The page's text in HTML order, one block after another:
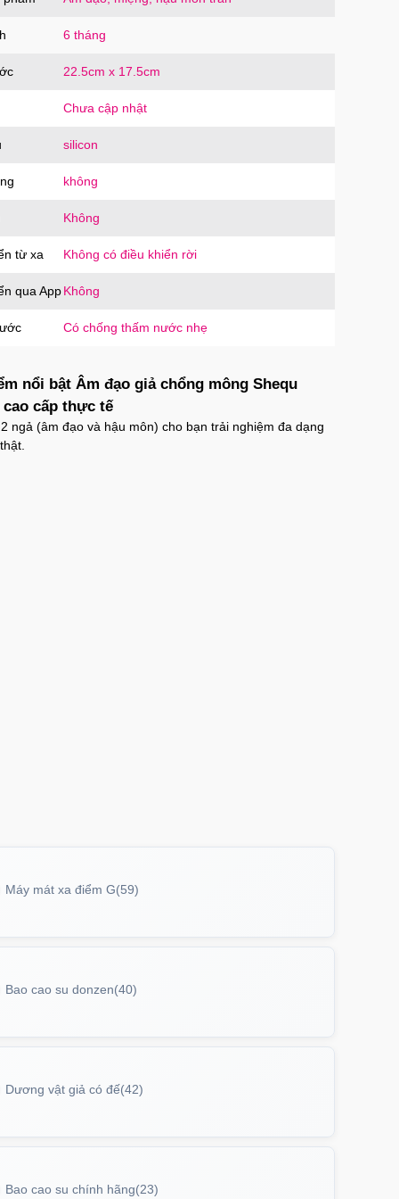
6 tháng
22.5cm x 17.5cm
Chưa cập nhật
silicon
không
Không
từ xa Không có điều khiển rời
qua AppKhông
Có chống thấm nước nhẹ
nổi bật Âm đạo giả chổng mông Shequ
cấp thực tế
ngả (âm đạo và hậu môn) cho bạn trải nghiệm đa dạng
Máy mát xa điểm G(59)
Bao cao su donzen(40)
Dương vật giả có đế(42)
Bao cao su chính hãng(23)